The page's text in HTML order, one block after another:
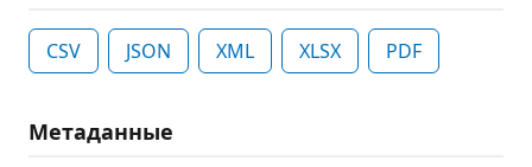
CSV JSON XML XLSX PDF
Метаданные